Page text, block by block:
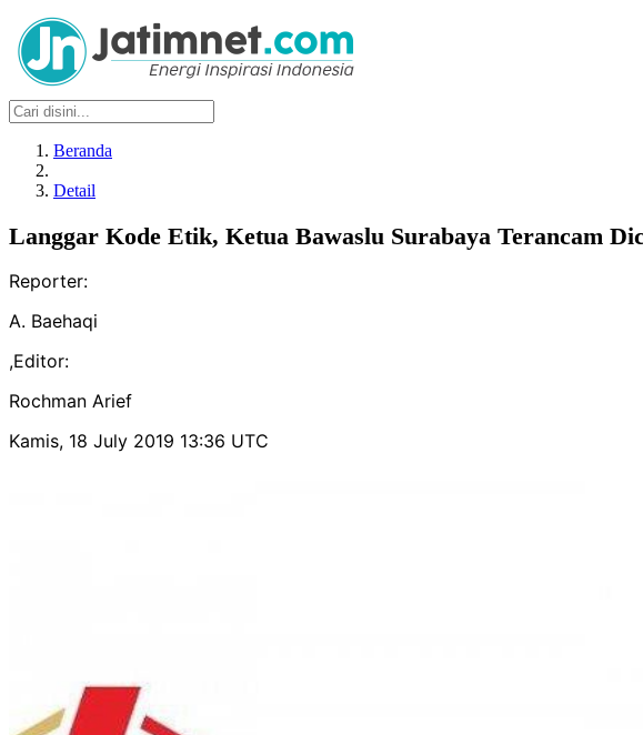
Beranda
Detail
Langgar Kode Etik, Ketua Bawaslu Surabaya Terancam
Reporter:
A. Baehaqi
,Editor:
Rochman Arief
Kamis, 18 July 2019 13:36 UTC